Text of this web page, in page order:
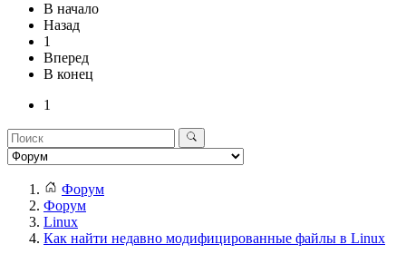
В начало
Назад
1
Вперед
В конец
1
Форум
Форум
Linux
Как найти недавно модифицированные файлы в Linux